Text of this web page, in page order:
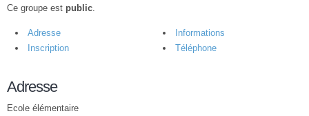
Ce groupe est public.
Adresse
Informations
Inscription
Téléphone
Adresse
Ecole élémentaire